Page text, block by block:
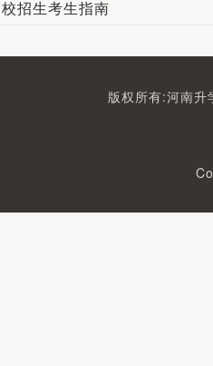
招生考生指南
版权所有:河南